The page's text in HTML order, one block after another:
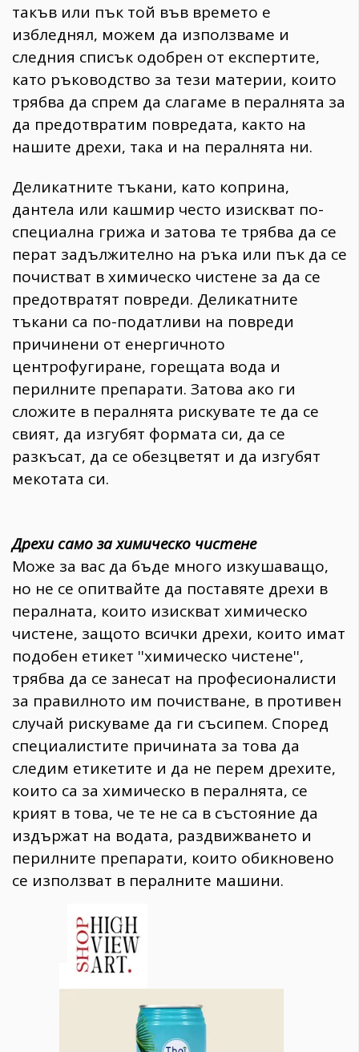
такъв или пък той във времето е
избледнял, можем да използваме и
следния списък одобрен от експертите,
като ръководство за тези материи, които
трябва да спрем да слагаме в пералнята за
да предотвратим повредата, както на
нашите дрехи, така и на пералнята ни.
Деликатните тъкани, като коприна,
дантела или кашмир често изискват по-
специална грижа и затова те трябва да се
перат задължително на ръка или пък да се
почистват в химическо чистене за да се
предотвратят повреди. Деликатните
тъкани са по-податливи на повреди
причинени от енергичното
центрофугиране, горещата вода и
перилните препарати. Затова ако ги
сложите в пералнята рискувате те да се
свият, да изгубят формата си, да се
разкъсат, да се обезцветят и да изгубят
мекотата си.
Дрехи само за химическо чистене
Може за вас да бъде много изкушаващо,
но не се опитвайте да поставяте дрехи в
пералната, които изискват химическо
чистене, защото всички дрехи, които имат
подобен етикет ''химическо чистене'',
трябва да се занесат на професионалисти
за правилното им почистване, в противен
случай рискуваме да ги съсипем. Според
специалистите причината за това да
следим етикетите и да не перем дрехите,
които са за химическо в пералнята, се
крият в това, че те не са в състояние да
издържат на водата, раздвижването и
перилните препарати, които обикновено
се използват в пералните машини.